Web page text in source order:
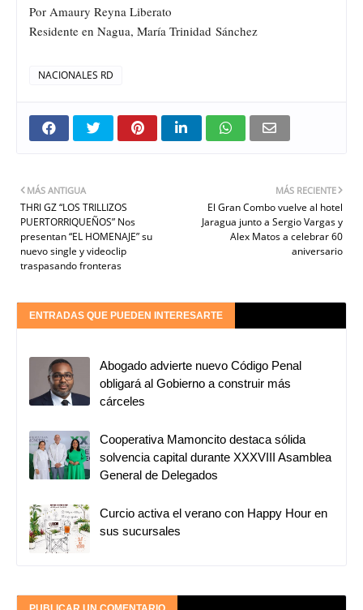
Por Amaury Reyna Liberato
Residente en Nagua, María Trinidad Sánchez
NACIONALES RD
MÁS RECIENTE
El Gran Combo vuelve al hotel
Jaragua junto a Sergio Vargas y
Alex Matos a celebrar 60
aniversario
MÁS ANTIGUA
THRI GZ “LOS TRILLIZOS
PUERTORRIQUEÑOS” Nos
presentan “EL HOMENAJE” su
nuevo single y videoclip
traspasando fronteras
ENTRADAS QUE PUEDEN INTERESARTE
Abogado advierte nuevo Código Penal
obligará al Gobierno a construir más
cárceles
Cooperativa Mamoncito destaca sólida
solvencia capital durante XXXVIII Asamblea
General de Delegados
Curcio activa el verano con Happy Hour en
sus sucursales